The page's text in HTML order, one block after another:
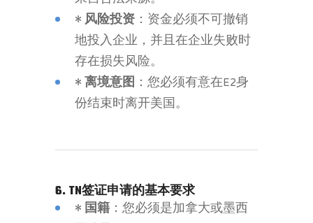
•风险投资 ：资金必须不可撤销
地投入企业，并且在企业失败时
存在损失风险。
•离境意图 ：您必须有意在E2身
份结束时离开美国。
6. TN签证申请的基本要求
•国籍 ：您必须是加拿大或墨西